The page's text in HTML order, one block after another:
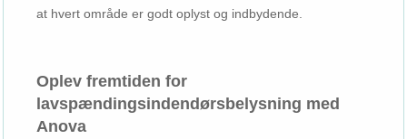
at hvert område er godt oplyst og indbydende.
Oplev fremtiden for
lavspændingsindendørsbelysning med
Anova